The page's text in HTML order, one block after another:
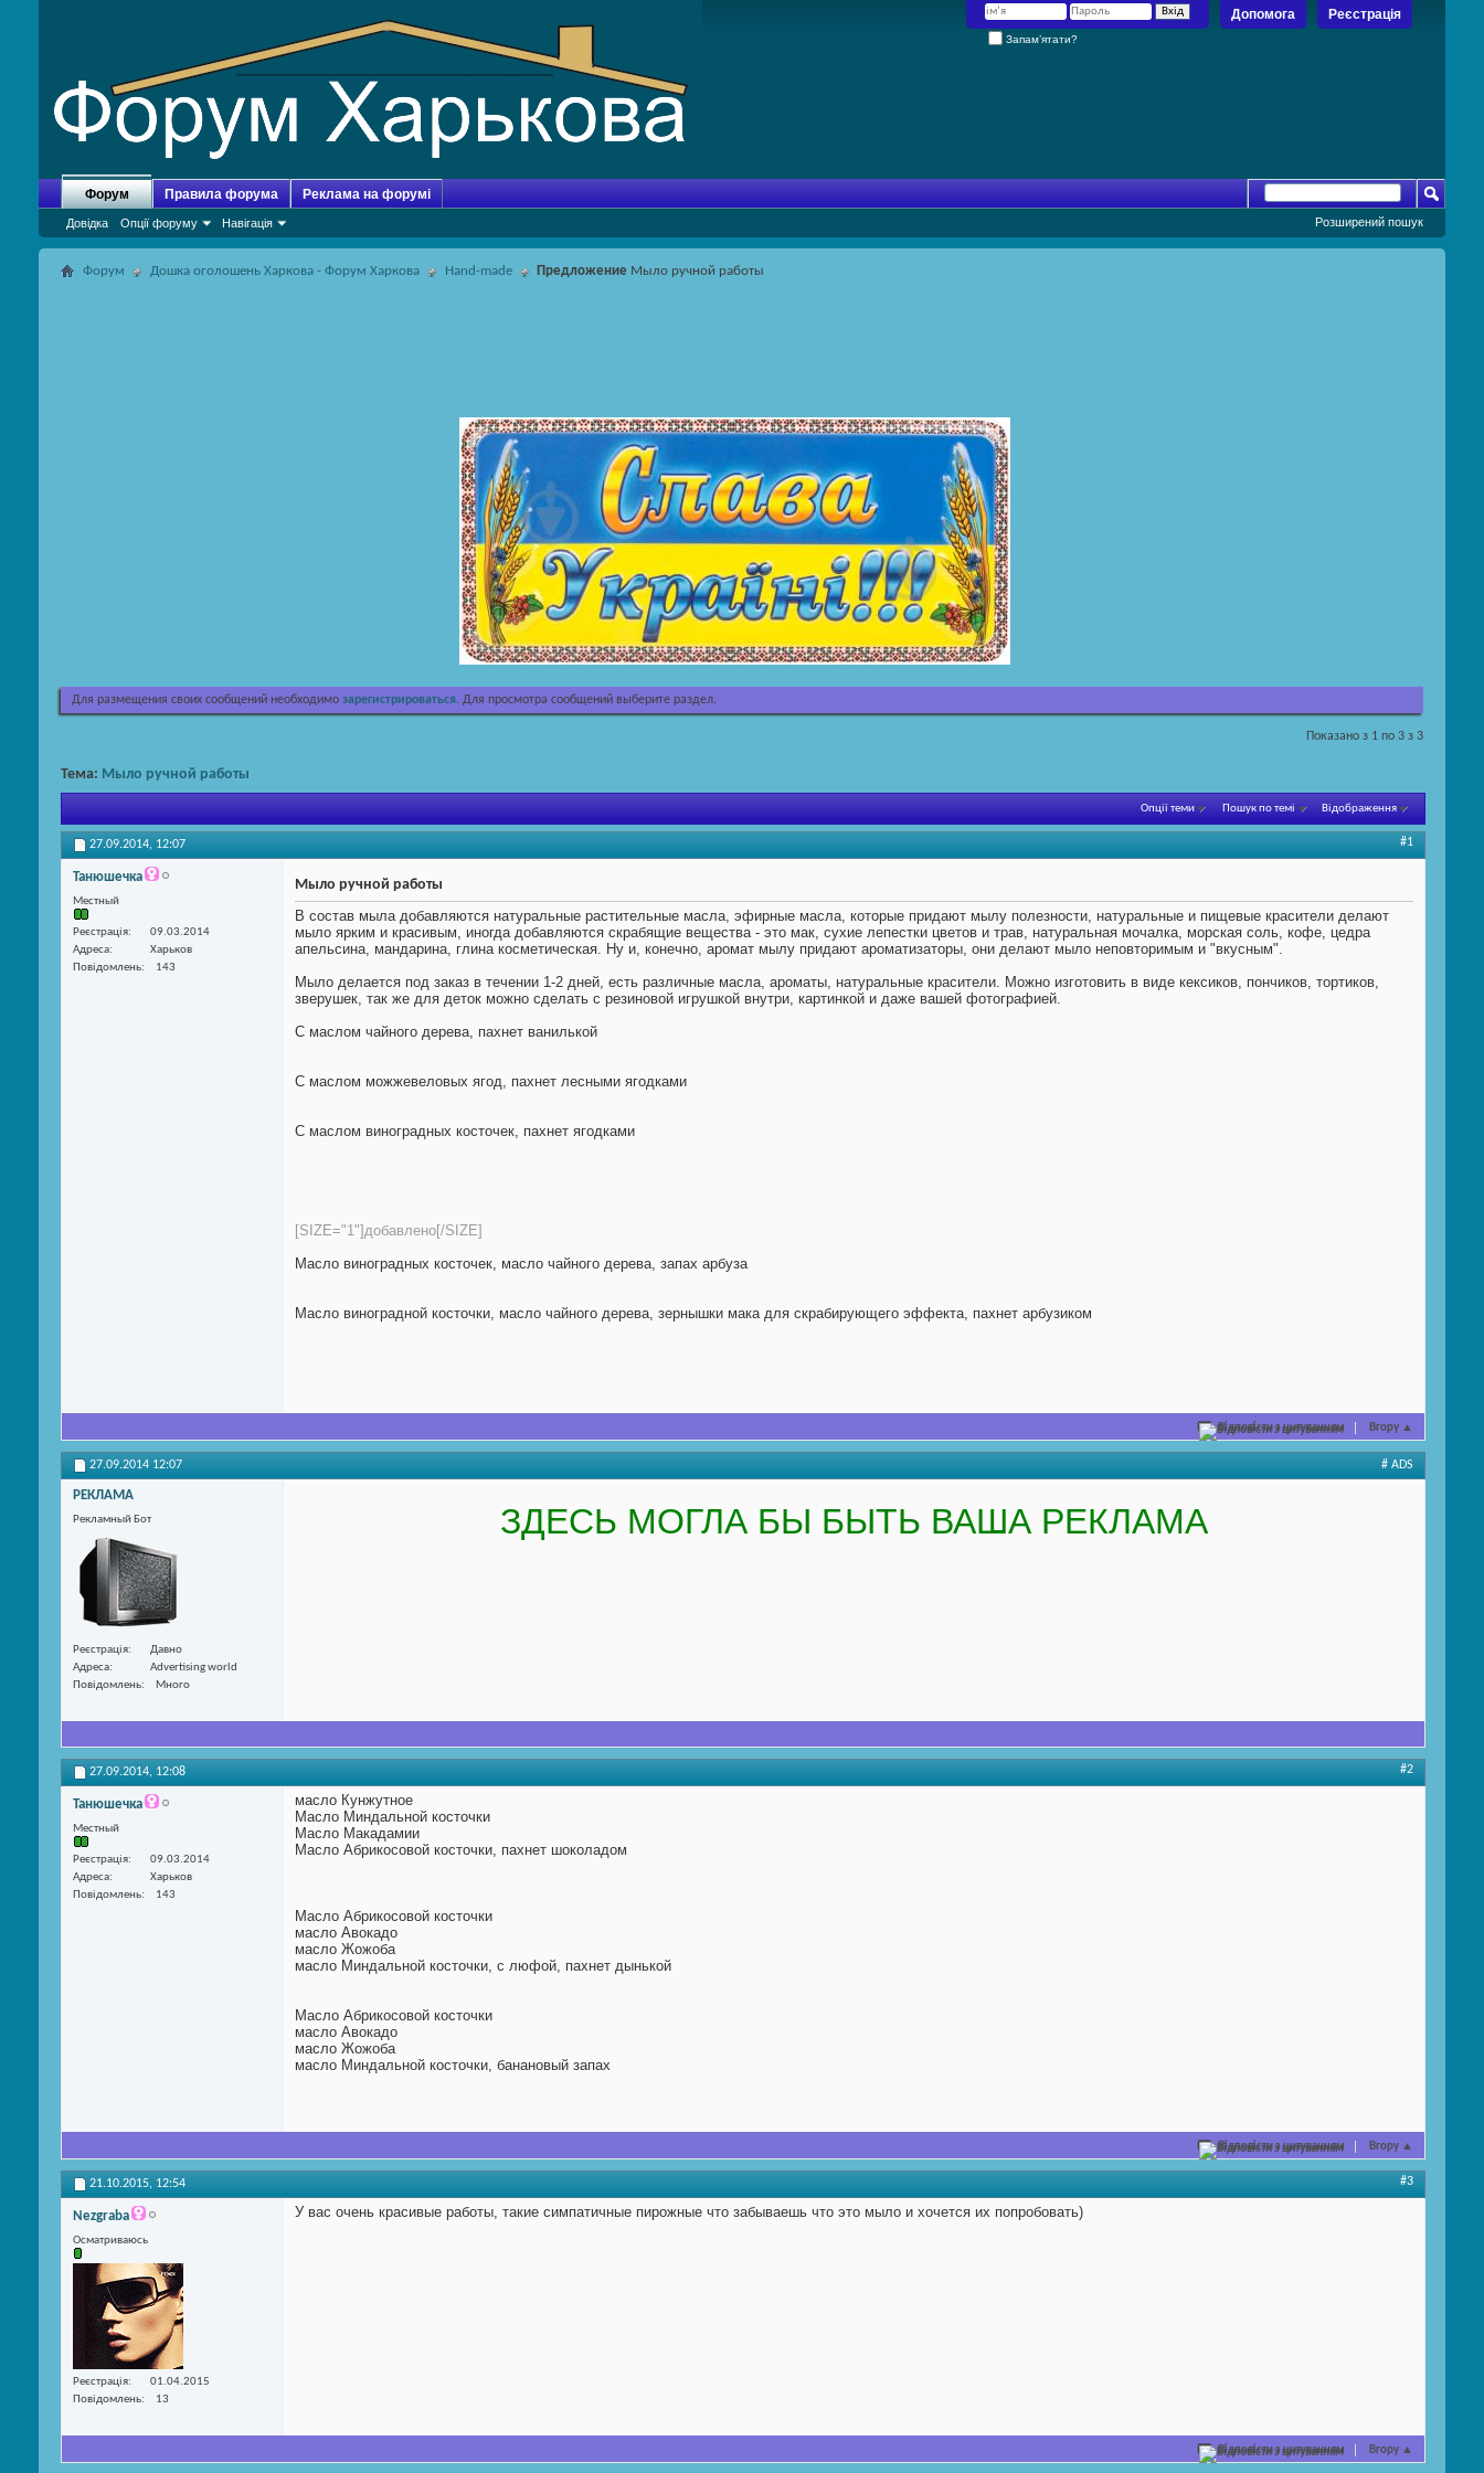
Реєстрація
Допомога
Запам’ятати?
Форум
Довідка Опції форуму Навігація
Правила форума Реклама на форумі
Розширений пошук
Форум Дошка оголошень Харкова - Форум Харкова Hand-made Предложение Мыло ручной работы
Для размещения своих сообщений необходимо зарегистрироваться. Для просмотра сообщений выберите раздел.
Показано з 1 по 3 з 3
Тема: Мыло ручной работы
Опції теми Пошук по темі Відображення
27.09.2014, 12:07 #1
Танюшечка
Местный
Реєстрація
09.03.2014
Адреса
Харьков
Повідомлень
143
Мыло ручной работы
В состав мыла добавляются натуральные растительные масла, эфирные масла, которые придают мылу полезности, натуральные и пищевые красители делают
мыло ярким и красивым, иногда добавляются скрабящие вещества - это мак, сухие лепестки цветов и трав, натуральная мочалка, морская соль, кофе, цедра
апельсина, мандарина, глина косметическая. Ну и, конечно, аромат мылу придают ароматизаторы, они делают мыло неповторимым и "вкусным".
Мыло делается под заказ в течении 1-2 дней, есть различные масла, ароматы, натуральные красители. Можно изготовить в виде кексиков, пончиков, тортиков,
зверушек, так же для деток можно сделать с резиновой игрушкой внутри, картинкой и даже вашей фотографией.
С маслом чайного дерева, пахнет ванилькой
С маслом можжевеловых ягод, пахнет лесными ягодками
С маслом виноградных косточек, пахнет ягодками
[SIZE="1"]добавлено[/SIZE]
Масло виноградных косточек, масло чайного дерева, запах арбуза
Масло виноградной косточки, масло чайного дерева, зернышки мака для скрабирующего эффекта, пахнет арбузиком
Відповісти з цитуванням Вгору ▲
27.09.2014 12:07 # ADS
РЕКЛАМА
Рекламный Бот
Реєстрація
Давно
Адреса
Advertising world
Повідомлень
Много
ЗДЕСЬ МОГЛА БЫ БЫТЬ ВАША РЕКЛАМА
27.09.2014, 12:08 #2
Танюшечка
Местный
Реєстрація
09.03.2014
Адреса
Харьков
Повідомлень
143
масло Кунжутное
Масло Миндальной косточки
Масло Макадамии
Масло Абрикосовой косточки, пахнет шоколадом
Масло Абрикосовой косточки
масло Авокадо
масло Жожоба
масло Миндальной косточки, с люфой, пахнет дынькой
Масло Абрикосовой косточки
масло Авокадо
масло Жожоба
масло Миндальной косточки, банановый запах
Відповісти з цитуванням Вгору ▲
21.10.2015, 12:54 #3
Nezgraba
Осматриваюсь
Реєстрація
01.04.2015
Повідомлень
13
У вас очень красивые работы, такие симпатичные пирожные что забываешь что это мыло и хочется их попробовать)
Відповісти з цитуванням Вгору ▲